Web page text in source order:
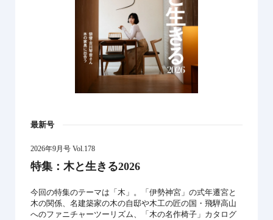
最新号
2026年9月号 Vol.178
特集：木と生きる2026
今回の特集のテーマは「木」。「伊勢神宮」の式年遷宮と
木の関係、名建築家の木の自邸や木工の匠の国・飛騨高山
へのファニチャーツーリズム、「木の名作椅子」カタログ